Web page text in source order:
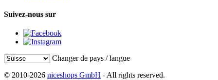
Suivez-nous sur
Changer de pays / langue
© 2010-2026 niceshops GmbH - All rights reserved.